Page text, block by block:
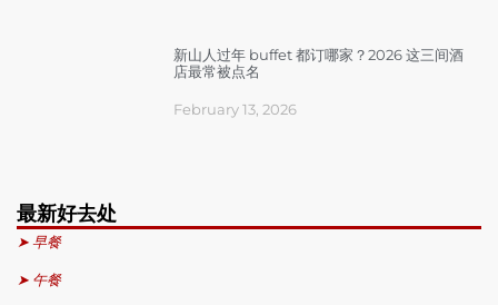
新山人过年 buffet 都订哪家？2026 这三间酒
店最常被点名
February 13, 2026
最新好去处
➤ 早餐
➤ 午餐